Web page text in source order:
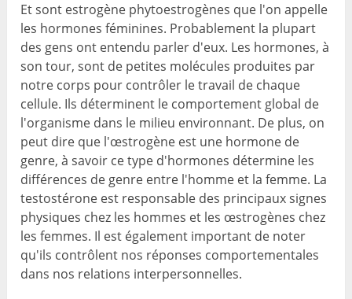
Et sont estrogène phytoestrogènes que l'on appelle
les hormones féminines. Probablement la plupart
des gens ont entendu parler d'eux. Les hormones, à
son tour, sont de petites molécules produites par
notre corps pour contrôler le travail de chaque
cellule. Ils déterminent le comportement global de
l'organisme dans le milieu environnant. De plus, on
peut dire que l'œstrogène est une hormone de
genre, à savoir ce type d'hormones détermine les
différences de genre entre l'homme et la femme. La
testostérone est responsable des principaux signes
physiques chez les hommes et les œstrogènes chez
les femmes. Il est également important de noter
qu'ils contrôlent nos réponses comportementales
dans nos relations interpersonnelles.